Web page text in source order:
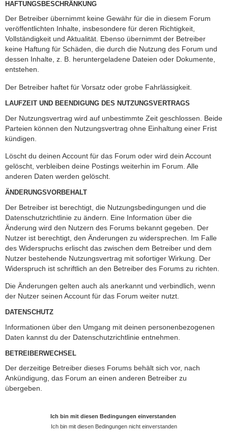
HAFTUNGSBESCHRÄNKUNG
Der Betreiber übernimmt keine Gewähr für die in diesem Forum
veröffentlichten Inhalte, insbesondere für deren Richtigkeit,
Vollständigkeit und Aktualität. Ebenso übernimmt der Betreiber
keine Haftung für Schäden, die durch die Nutzung des Forum und
dessen Inhalte, z. B. heruntergeladene Dateien oder Dokumente,
entstehen.
Der Betreiber haftet für Vorsatz oder grobe Fahrlässigkeit.
LAUFZEIT UND BEENDIGUNG DES NUTZUNGSVERTRAGS
Der Nutzungsvertrag wird auf unbestimmte Zeit geschlossen. Beide
Parteien können den Nutzungsvertrag ohne Einhaltung einer Frist
kündigen.
Löscht du deinen Account für das Forum oder wird dein Account
gelöscht, verbleiben deine Postings weiterhin im Forum. Alle
anderen Daten werden gelöscht.
ÄNDERUNGSVORBEHALT
Der Betreiber ist berechtigt, die Nutzungsbedingungen und die
Datenschutzrichtlinie zu ändern. Eine Information über die
Änderung wird den Nutzern des Forums bekannt gegeben. Der
Nutzer ist berechtigt, den Änderungen zu widersprechen. Im Falle
des Widerspruchs erlischt das zwischen dem Betreiber und dem
Nutzer bestehende Nutzungsvertrag mit sofortiger Wirkung. Der
Widerspruch ist schriftlich an den Betreiber des Forums zu richten.
Die Änderungen gelten auch als anerkannt und verbindlich, wenn
der Nutzer seinen Account für das Forum weiter nutzt.
DATENSCHUTZ
Informationen über den Umgang mit deinen personenbezogenen
Daten kannst du der Datenschutzrichtlinie entnehmen.
BETREIBERWECHSEL
Der derzeitige Betreiber dieses Forums behält sich vor, nach
Ankündigung, das Forum an einen anderen Betreiber zu
übergeben.